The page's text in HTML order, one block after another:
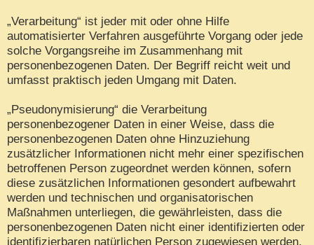
„Verarbeitung“ ist jeder mit oder ohne Hilfe
automatisierter Verfahren ausgeführte Vorgang oder jede
solche Vorgangsreihe im Zusammenhang mit
personenbezogenen Daten. Der Begriff reicht weit und
umfasst praktisch jeden Umgang mit Daten.
„Pseudonymisierung“ die Verarbeitung
personenbezogener Daten in einer Weise, dass die
personenbezogenen Daten ohne Hinzuziehung
zusätzlicher Informationen nicht mehr einer spezifischen
betroffenen Person zugeordnet werden können, sofern
diese zusätzlichen Informationen gesondert aufbewahrt
werden und technischen und organisatorischen
Maßnahmen unterliegen, die gewährleisten, dass die
personenbezogenen Daten nicht einer identifizierten oder
identifizierbaren natürlichen Person zugewiesen werden.